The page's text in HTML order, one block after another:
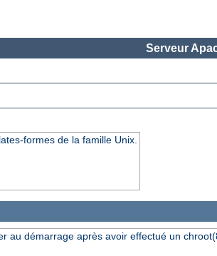
Serveur
formes de la famille Unix.
au démarrage après avoir effectué un